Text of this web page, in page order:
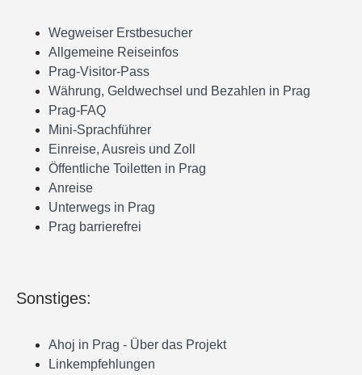
Wegweiser Erstbesucher
Allgemeine Reiseinfos
Prag-Visitor-Pass
Währung, Geldwechsel und Bezahlen in Prag
Prag-FAQ
Mini-Sprachführer
Einreise, Ausreis und Zoll
Öffentliche Toiletten in Prag
Anreise
Unterwegs in Prag
Prag barrierefrei
Sonstiges:
Ahoj in Prag - Über das Projekt
Linkempfehlungen